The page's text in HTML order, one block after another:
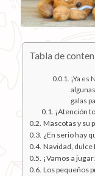
Tabla de
¡Ya es
galas
¡Atención
Mascotas y su
¿En serio hay
Navidad, dulce
¡Vamos a jugar!
Los pequeños